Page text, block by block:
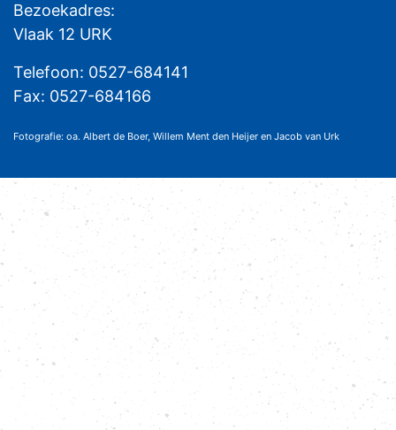
Bezoekadres:
Vlaak 12 URK
Telefoon: 0527-684141
Fax: 0527-684166
Fotografie: oa. Albert de Boer, Willem Ment den Heijer en Jacob van Urk